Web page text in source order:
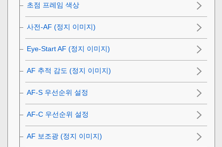
초점 프레임 색상
사전-AF (정지 이미지)
Eye-Start AF (정지 이미지)
AF 추적 감도 (정지 이미지)
AF-S 우선순위 설정
AF-C 우선순위 설정
AF 보조광 (정지 이미지)